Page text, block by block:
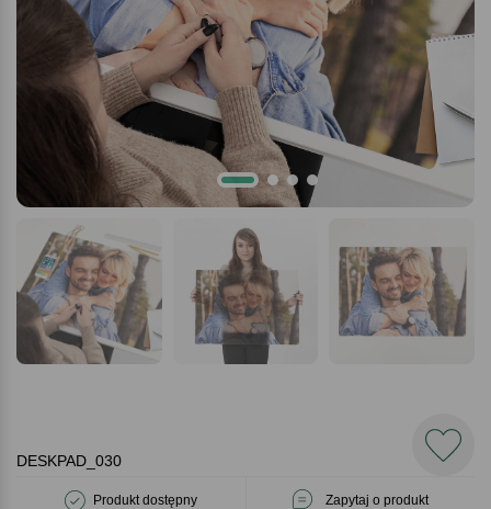
DESKPAD_030
Produkt dostępny Zapytaj o produkt